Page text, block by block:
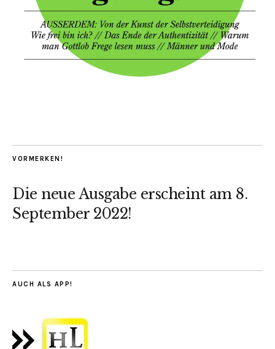
VORMERKEN!
Die neue Ausgabe erscheint am 8.
September 2022!
AUCH ALS APP!